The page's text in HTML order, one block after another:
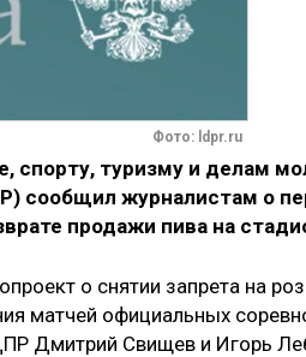
Фото: ldpr.ru
спорту, туризму и делам
сообщил журналистам о
продажи пива на
о снятии запрета на
матчей официальных
Дмитрий Свищев и Игорь